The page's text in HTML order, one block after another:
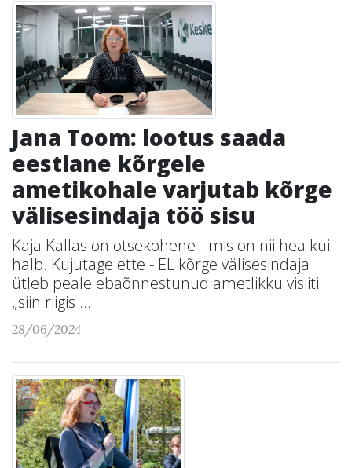
Jana Toom: lootus saada
eestlane kõrgele
ametikohale varjutab kõrge
välisesindaja töö sisu
Kaja Kallas on otsekohene - mis on nii hea kui
halb. Kujutage ette - EL kõrge välisesindaja
ütleb peale ebaõnnestunud ametlikku visiiti:
„siin riigis ...
28/06/2024